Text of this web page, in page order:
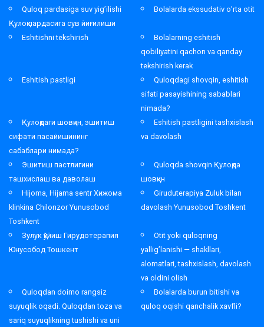
Quloq pardasiga suv yig’ilishi
Қулоқ пардасига сув йиғилиши
Bolalarda ekssudativ o’rta otit
Eshitishni tekshirish
Bolalarning eshitish
qobiliyatini qachon va qanday
tekshirish kerak
Eshitish pastligi
Quloqdagi shovqin, eshitish
sifati pasayishining sabablari
nimada?
Қулоқдаги шовқин, эшитиш
сифати пасайишининг
сабаблари нимада?
Eshitish pastligini tashxislash
va davolash
Эшитиш пастлигини
ташхислаш ва даволаш
Quloqda shovqin Қулоқда
шовқин
Hijoma, Hijama sentr Хижома
klinkina Chilonzor Yunusobod
Toshkent
Giruduterapiya Zuluk bilan
davolash Yunusobod Toshkent
Зулук қўйиш Гирудотерапия
Юнусобод Тошкент
Otit yoki quloqning
yallig’lanishi — shakllari,
alomatlari, tashxislash, davolash
va oldini olish
Quloqdan doimo rangsiz
suyuqlik oqadi. Quloqdan toza va
sariq suyuqlikning tushishi va uni
Bolalarda burun bitishi va
quloq oqishi qanchalik xavfli?